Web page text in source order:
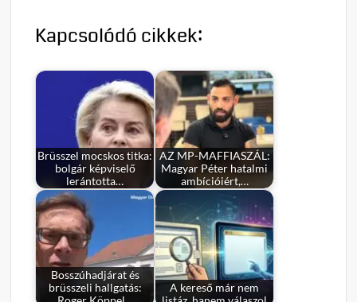
Kapcsolódó cikkek:
Brüsszel mocskos titka:
bolgár képviselő
lerántotta…
AZ MP-MAFFIASZÁL:
Magyar Péter hatalmi
ambícióiért,…
Bosszúhadjárat és
brüsszeli hallgatás:
A kereső már nem